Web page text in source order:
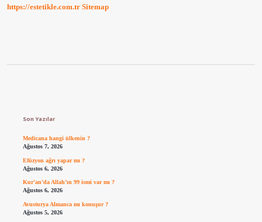
https://estetikle.com.tr Sitemap
Son Yazılar
Medicana hangi ülkenin ?
Ağustos 7, 2026
Efüzyon ağrı yapar mı ?
Ağustos 6, 2026
Kur’an’da Allah’ın 99 ismi var mı ?
Ağustos 6, 2026
Avusturya Almanca mı konuşur ?
Ağustos 5, 2026